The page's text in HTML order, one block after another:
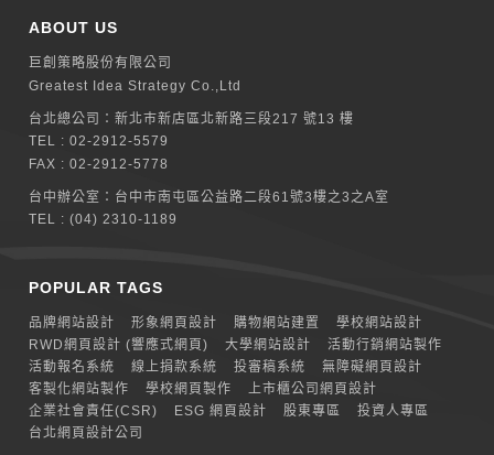
ABOUT US
巨創策略股份有限公司
Greatest Idea Strategy Co.,Ltd
台北總公司：新北巿新店區北新路三段217 號13 樓
TEL :02-2912-5579
FAX : 02-2912-5778
台中辦公室： 台中市南屯區公益路二段61號3樓之3之A室
TEL :(04) 2310-1189
POPULAR TAGS
品牌網站設計 形象網頁設計 購物網站建置
學校網站設計
RWD網頁設計 (響應式網頁)
大學網站設計
活動行銷網站製作
活動報名系統
線上捐款系統 投審稿系統
無障礙網頁設計
客製化網站製作
學校網頁製作
上市櫃公司網頁設計
企業社會責任(CSR)
ESG 網頁設計 股東專區
投資人專區
台北網頁設計公司